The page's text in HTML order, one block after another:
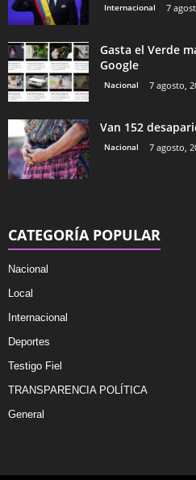
Internacional 7
Gasta el Verde
Google
Nacional 7 agosto,
Van 152
Nacional 7 agosto,
CATEGORÍA POPULAR
Nacional
Local
Internacional
Deportes
Testigo Fiel
TRANSPARENCIA POLÍTICA
General